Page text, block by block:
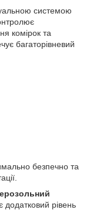
системою
комірок та
багаторівневий
безпечно та
додатковий рівень